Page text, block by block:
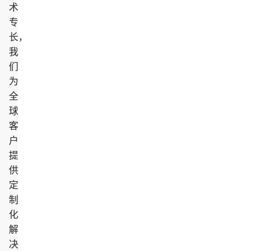
术
专
长，
我
们
为
全
球
客
户
提
供
定
制
化
解
决